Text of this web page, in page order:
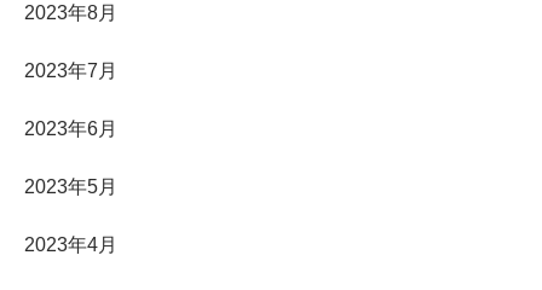
2023年8月
2023年7月
2023年6月
2023年5月
2023年4月